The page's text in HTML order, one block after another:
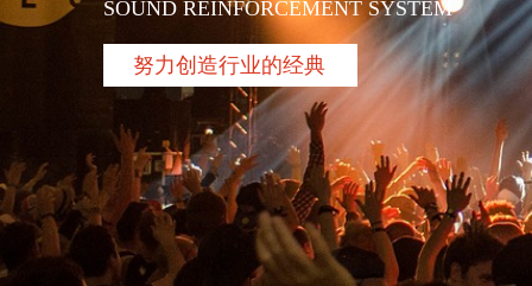
SOUND REINFORCEMENT SYSTEM
努力创造行业的经典